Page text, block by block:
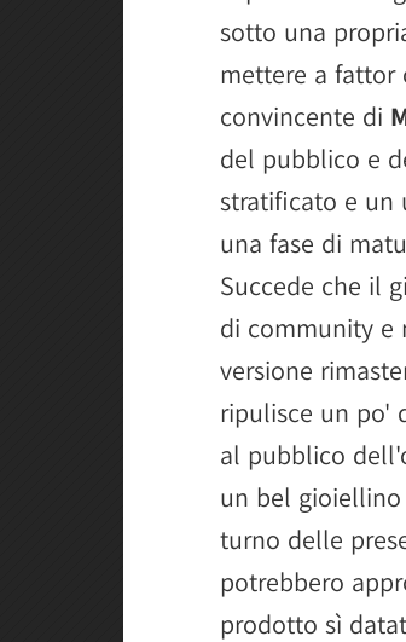
sotto una
mettere a fattor
convincente di
del pubblico e
stratificato e un
una fase di
Succede che il
di community e
versione
ripulisce un po'
al pubblico
un bel
turno delle
potrebbero
prodotto sì